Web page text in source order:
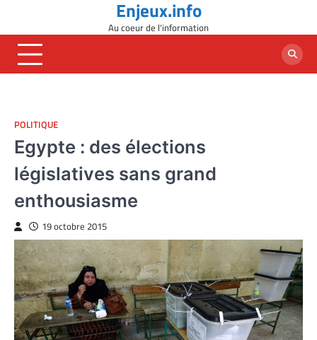
content
Enjeux.info
Au coeur de l'information
POLITIQUE
Egypte : des élections
législatives sans grand
enthousiasme
19 octobre 2015